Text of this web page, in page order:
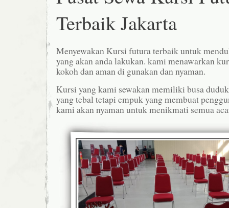
Terbaik Jakarta
Menyewakan Kursi futura terbaik untuk
yang akan anda lakukan. kami menawarkan
kokoh dan aman di gunakan dan nyaman.
Kursi yang kami sewakan memiliki busa
yang tebal tetapi empuk yang membuat
kami akan nyaman untuk menikmati semua